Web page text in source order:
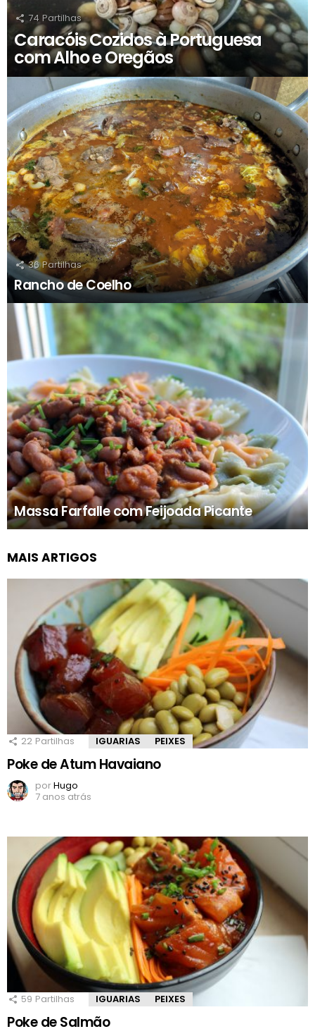
74 Partilhas
Caracóis Cozidos à Portuguesa
com Alho e Oregãos
36 Partilhas
Rancho de Coelho
Massa Farfalle com Feijoada Picante
MAIS ARTIGOS
22 Partilhas IGUARIAS PEIXES
Poke de Atum Havaiano
porHugo
7 anos atrás
59 Partilhas IGUARIAS PEIXES
Poke de Salmão